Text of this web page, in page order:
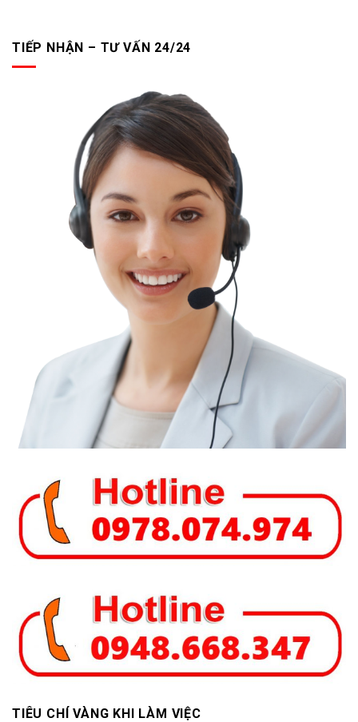
TIẾP NHẬN – TƯ VẤN 24/24
TIÊU CHÍ VÀNG KHI LÀM VIỆC